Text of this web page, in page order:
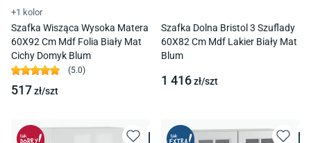
+1 kolor
Szafka Wisząca Wysoka Matera
60X92 Cm Mdf Folia Biały Mat
Cichy Domyk Blum
(5.0)
517zł/szt
Szafka Dolna Bristol 3 Szuflady
60X82 Cm Mdf Lakier Biały Mat
Blum
1 416zł/szt